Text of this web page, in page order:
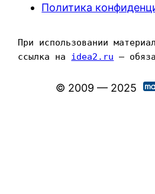
Политика
При использовании
ссылка на idea2.ru —
© 2009 — 2025